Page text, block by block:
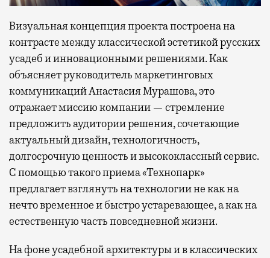
Визуальная концепция проекта построена на
контрасте между классической эстетикой русских
усадеб и инновационными решениями. Как
объясняет руководитель маркетинговых
коммуникаций Анастасия Мурашова, это
отражает миссию компании — стремление
предложить аудитории решения, сочетающие
актуальный дизайн, технологичность,
долгосрочную ценность и высококлассный сервис.
С помощью такого приема «Технопарк»
предлагает взглянуть на технологии не как на
нечто временное и быстро устаревающее, а как на
естественную часть повседневной жизни.
На фоне усадебной архитектуры и в классических